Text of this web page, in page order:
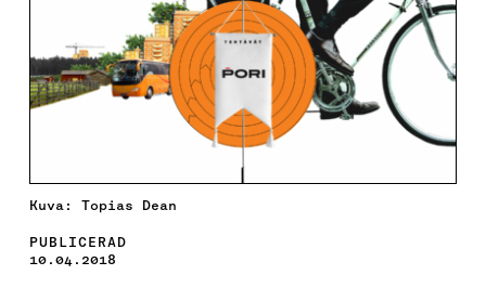
Kuva: Topias Dean
PUBLICERAD
10.04.2018